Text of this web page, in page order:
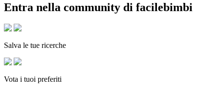
Entra nella community di facilebimbi
Salva le tue ricerche
Vota i tuoi preferiti